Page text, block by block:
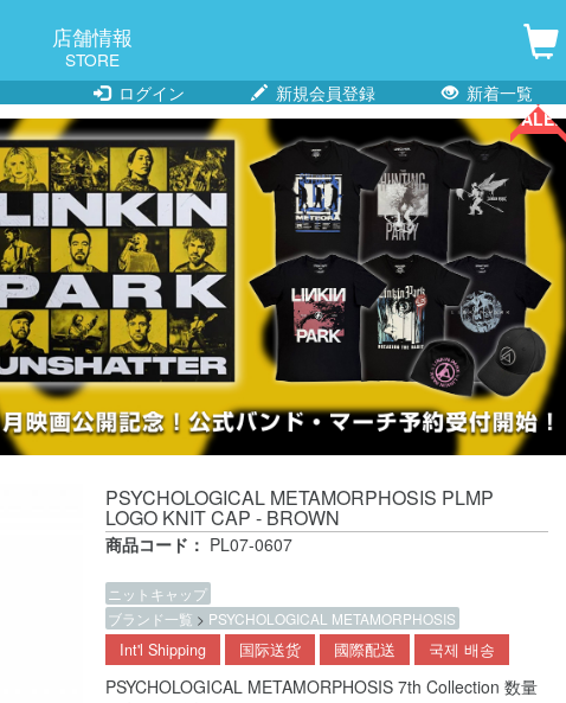
店舗情報
STORE
ログイン
新規会員登録 新着一覧
PSYCHOLOGICAL METAMORPHOSIS PLMP
LOGO KNIT CAP - BROWN
商品コード： PL07-0607
ニットキャップ
ブランド一覧 > PSYCHOLOGICAL METAMORPHOSIS
Int'l Shipping 国际送货 國際配送 국제 배송
PSYCHOLOGICAL METAMORPHOSIS 7th Collection 数量
SALE!!